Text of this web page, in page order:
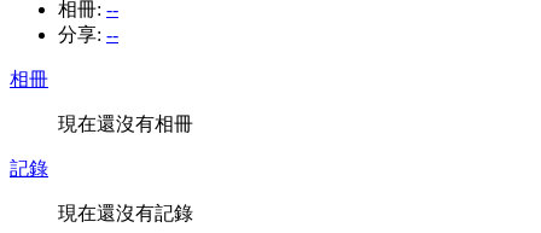
相冊: --
分享: --
相冊
現在還沒有相冊
記錄
現在還沒有記錄